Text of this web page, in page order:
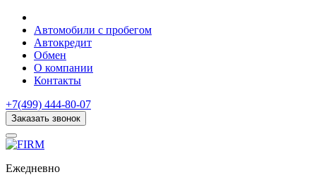
Автомобили с пробегом
Автокредит
Обмен
О компании
Контакты
+7(499) 444-80-07
Заказать звонок
Ежедневно